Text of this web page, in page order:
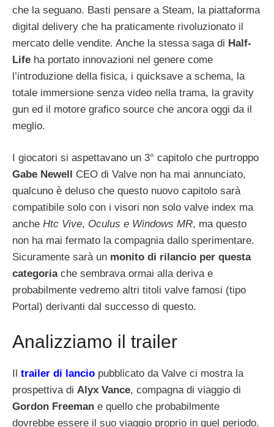
che la seguano. Basti pensare a Steam, la piattaforma
digital delivery che ha praticamente rivoluzionato il
mercato delle vendite. Anche la stessa saga di Half-
Life ha portato innovazioni nel genere come
l’introduzione della fisica, i quicksave a schema, la
totale immersione senza video nella trama, la gravity
gun ed il motore grafico source che ancora oggi da il
meglio.
I giocatori si aspettavano un 3° capitolo che purtroppo
Gabe Newell
CEO di Valve non ha mai annunciato,
qualcuno è deluso che questo nuovo capitolo sarà
compatibile solo con i visori non solo valve index ma
anche Htc Vive, Oculus e Windows MR, ma questo
non ha mai fermato la compagnia dallo sperimentare.
Sicuramente sarà un monito di rilancio per questa
categoriache sembrava ormai alla deriva e
probabilmente vedremo altri titoli valve famosi (tipo
Portal) derivanti dal successo di questo.
Analizziamo il trailer
Il trailer di lancio pubblicato da Valve ci mostra la
prospettiva di Alyx Vance, compagna di viaggio di
Gordon Freeman e quello che probabilmente
dovrebbe essere il suo viaggio proprio in quel periodo.